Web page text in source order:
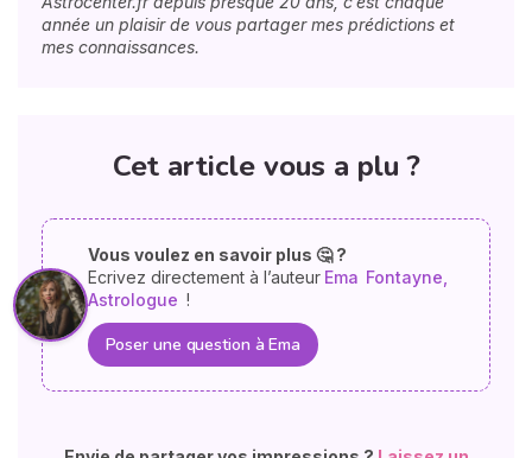
année un plaisir de vous partager mes prédictions et
mes connaissances.
Cet article vous a plu ?
Vous voulez en savoir plus 🤔 ?
Ecrivez directement à l’auteur Ema Fontayne,
Astrologue !
Poser une question à Ema